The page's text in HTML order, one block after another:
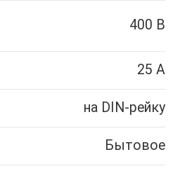
400 В
25 А
на DIN-рейку
Бытовое